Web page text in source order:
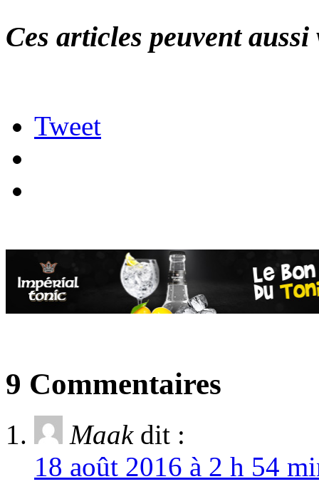
Ces articles peuvent
Tweet
9 Commentaires
Maak dit :
18 août 2016 à 2 h 54